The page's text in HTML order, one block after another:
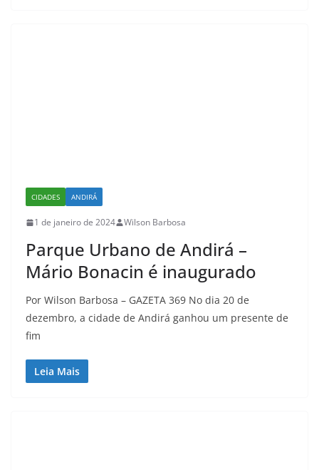
CIDADES ANDIRÁ
1 de janeiro de 2024 Wilson Barbosa
Parque Urbano de Andirá –
Mário Bonacin é inaugurado
Por Wilson Barbosa – GAZETA 369 No dia 20 de
dezembro, a cidade de Andirá ganhou um presente de
fim
Leia Mais